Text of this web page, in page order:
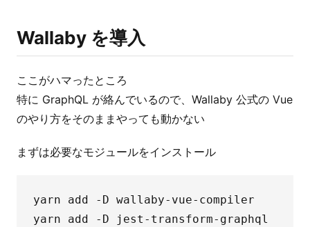
Wallaby を導入
ここがハマったところ
特に GraphQL が絡んでいるので、Wallaby 公式の Vue
のやり方をそのままやっても動かない
まずは必要なモジュールをインストール
yarn add -D wallaby-vue-compiler